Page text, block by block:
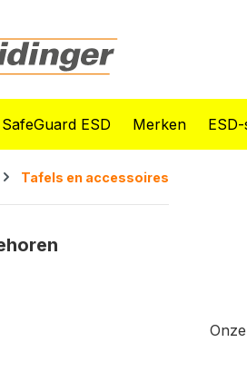
SafeGuard ESD Merken
Tafels en accessoires